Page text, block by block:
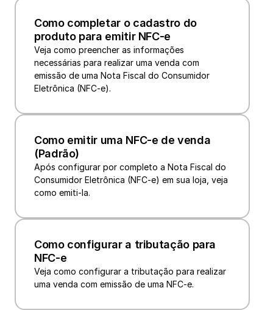
Como completar o cadastro do
produto para emitir NFC-e
Veja como preencher as informações
necessárias para realizar uma venda com
emissão de uma Nota Fiscal do Consumidor
Como emitir uma NFC-e de venda
(Padrão)
Após configurar por completo a Nota Fiscal do
Consumidor Eletrônica (NFC-e) em sua loja, veja
como emiti-la.
Como configurar a tributação para
NFC-e
Veja como configurar a tributação para realizar
uma venda com emissão de uma NFC-e.